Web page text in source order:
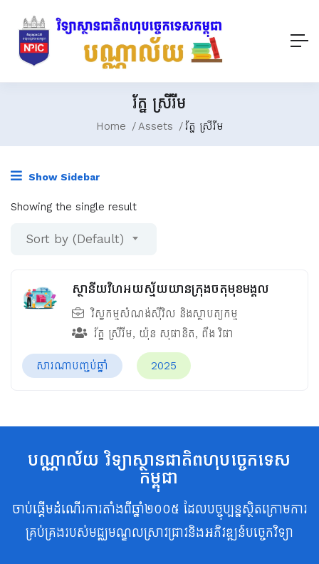
រ័ត្ន ស្រីរីម
Home Assets រ័ត្ន ស្រីរីម
Show Sidebar
Showing the single result
Sort by (Default)
ស្ថានីយវិហអយស្ម័យយានក្រុងចតុមុខមង្គល
វិស្វកម្មសំណង់ស៊ីវិល និងស្ថាបត្យកម្ម
រ័ត្ន ស្រីរីម, យ៉ុន សុផានិត, ពឹង វិផា
សារណាបញ្ចប់ឆ្នាំ 2025
បណ្ណាល័យ វិទ្យាស្ថានជាតិពហុបច្ចេកទេស
កម្ពុជា
ចាប់ផ្តើមដំណើរការតាំងពីឆ្នាំ២០០៥ ដែលបច្ចុប្បន្នស្ថិតក្រោមការ
គ្រប់គ្រងរបស់មជ្ឈមណ្ឌលស្រាវជ្រាវនិងអភិវឌ្ឍន៍បច្ចេកវិទ្យា